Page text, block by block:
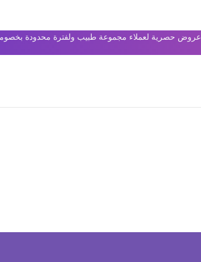
عروض حصرية لعملاء مجموعة طبيب ولفترة محدودة بخصومات